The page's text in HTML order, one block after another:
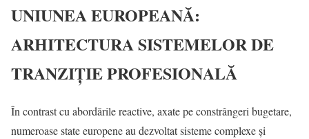
UNIUNEA EUROPEANĂ:
ARHITECTURA SISTEMELOR DE
TRANZIȚIE PROFESIONALĂ
În contrast cu abordările reactive, axate pe constrângeri bugetare,
numeroase state europene au dezvoltat sisteme complexe și